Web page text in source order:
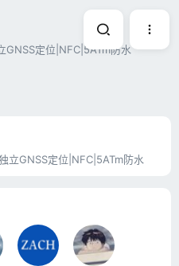
定位|NFC|5ATm防水
立GNSS定位|NFC|5ATm防水